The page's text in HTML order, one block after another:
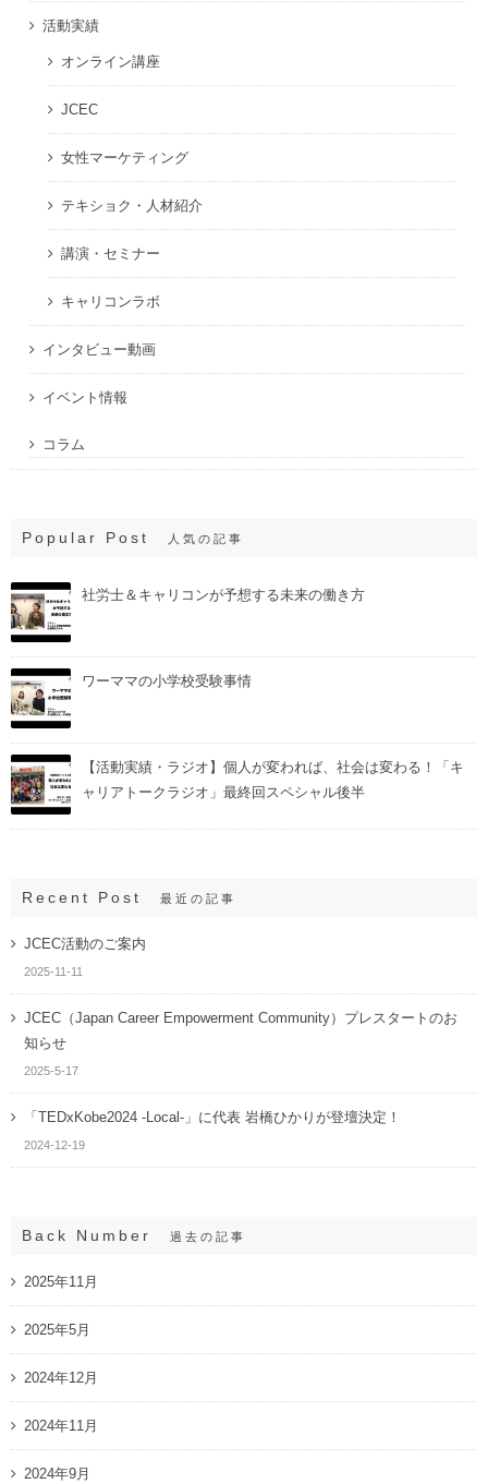
活動実績
オンライン講座
JCEC
女性マーケティング
テキショク・人材紹介
講演・セミナー
キャリコンラボ
インタビュー動画
イベント情報
コラム
Popular Post 人気の記事
社労士＆キャリコンが予想する未来の働き方
ワーママの小学校受験事情
【活動実績・ラジオ】個人が変われば、社会は変わる！「キ
ャリアトークラジオ」最終回スペシャル後半
Recent Post 最近の記事
JCEC活動のご案内
2025-11-11
JCEC（Japan Career Empowerment Community）プレスタートのお
知らせ
2025-5-17
「TEDxKobe2024 -Local-」に代表 岩橋ひかりが登壇決定！
2024-12-19
Back Number 過去の記事
2025年11月
2025年5月
2024年12月
2024年11月
2024年9月